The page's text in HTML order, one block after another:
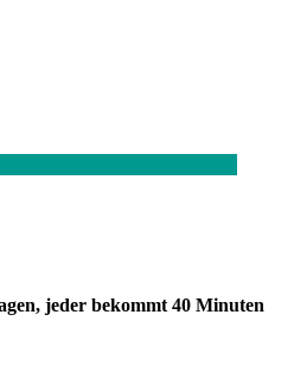
jeder bekommt 40 Minuten